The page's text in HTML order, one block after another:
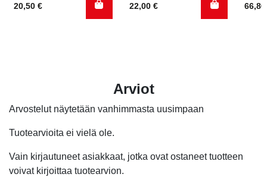
20,50 € 22,00 €
Arviot
Arvostelut näytetään vanhimmasta uusimpaan
Tuotearvioita ei vielä ole.
Vain kirjautuneet asiakkaat, jotka ovat ostaneet tuotteen
voivat kirjoittaa tuotearvion.